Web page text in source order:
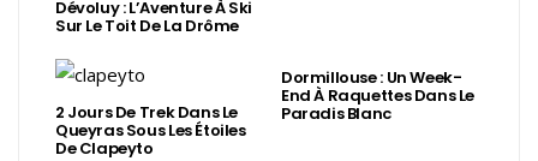
Dévoluy : L’Aventure À Ski
Sur Le Toit De La Drôme
2 Jours De Trek Dans Le
Queyras Sous Les Étoiles
De Clapeyto
Dormillouse : Un Week-
End À Raquettes Dans Le
Paradis Blanc